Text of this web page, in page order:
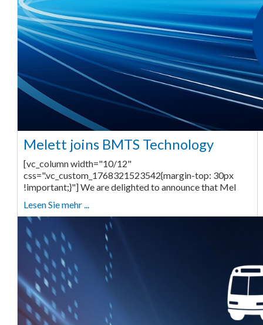
Melett joins BMTS Technology
[vc_column width="10/12"
css=".vc_custom_1768321523542{margin-top: 30px
!important;}"] We are delighted to announce that Mel
Lesen Sie mehr ...